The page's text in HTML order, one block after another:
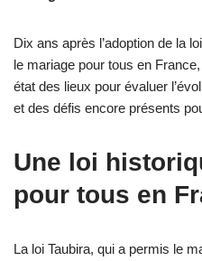
Dix ans après l’adoption de la
le mariage pour tous en
état des lieux pour évaluer
et des défis encore présents
Une loi
pour tous en
La loi Taubira, qui a permis le